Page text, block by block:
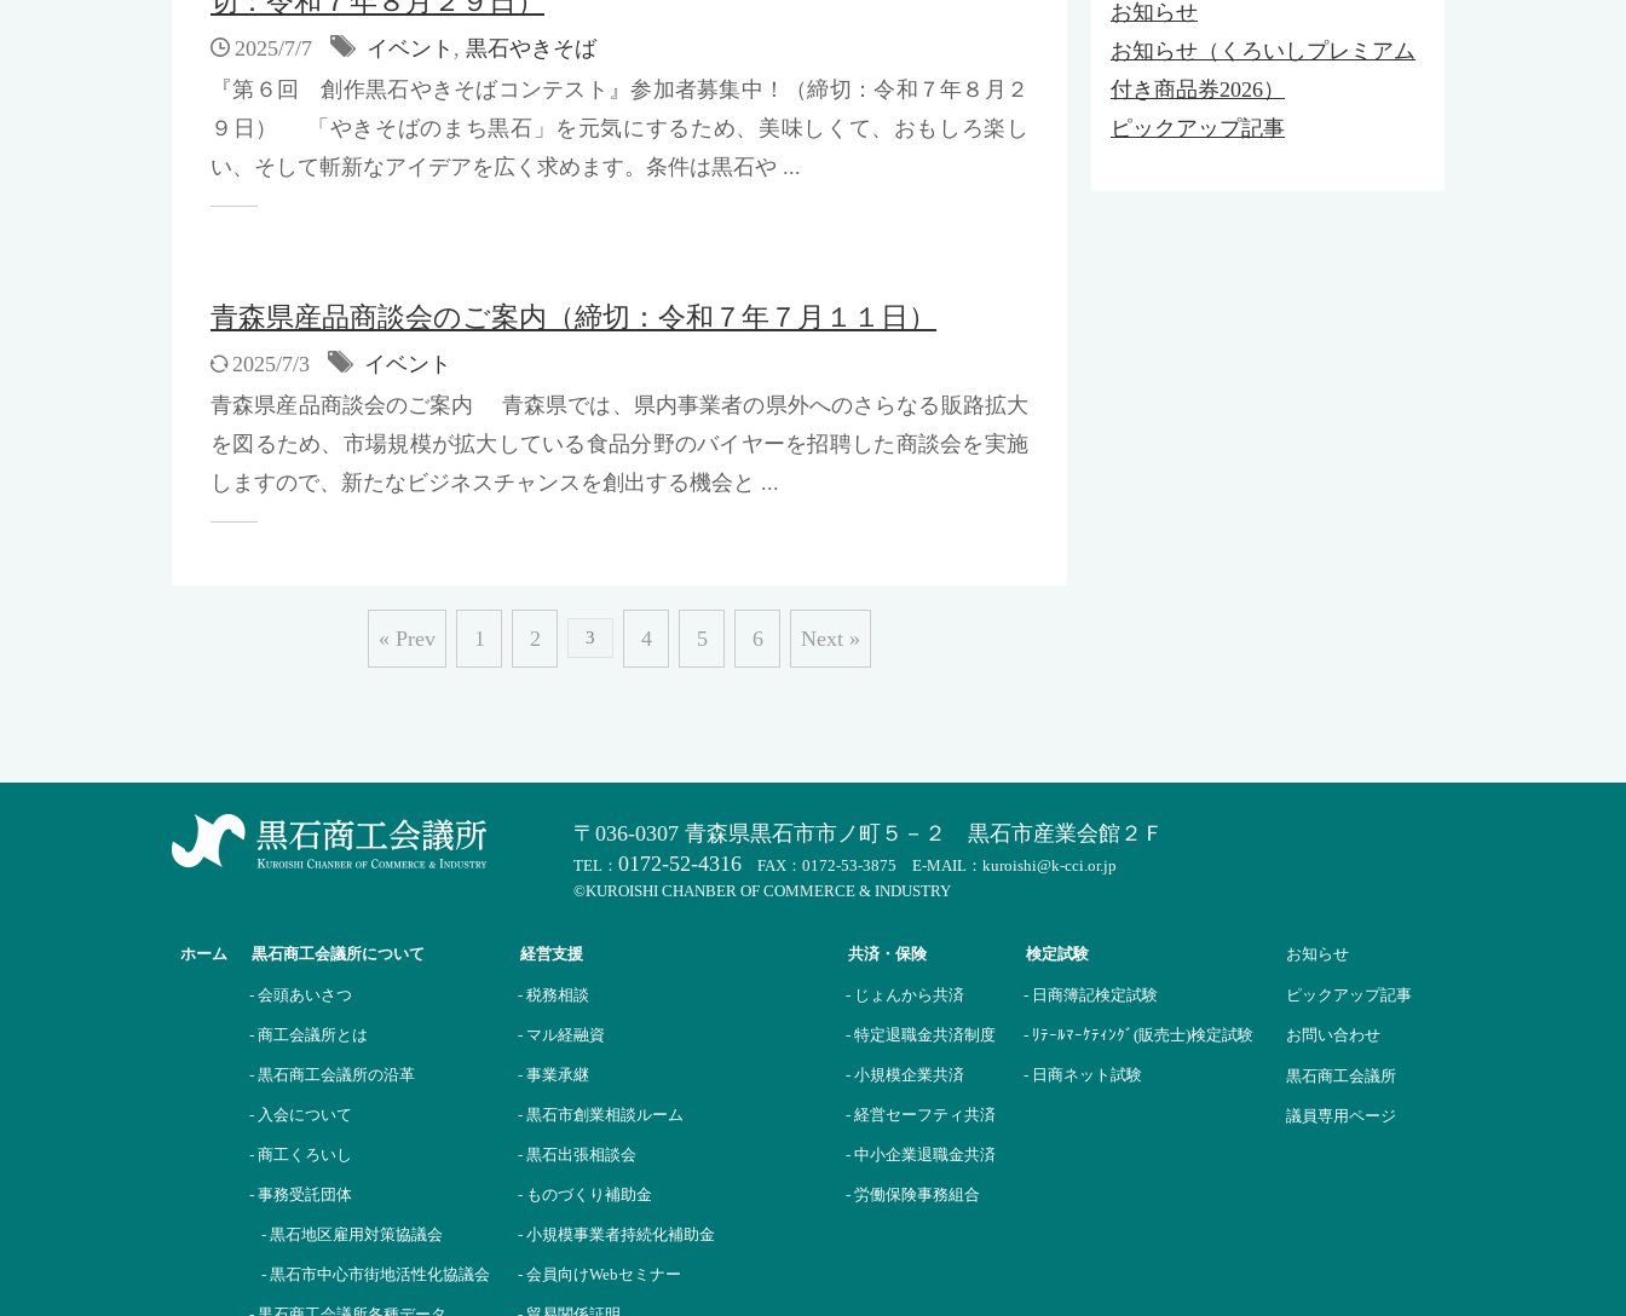
2025/7/7 イベント , 黒石やきそば
『第６回 創作黒石やきそばコンテスト』参加者募集中！（締切：令和７年８月２
９日） 「やきそばのまち黒石」を元気にするため、美味しくて、おもしろ楽し
い、そして斬新なアイデアを広く求めます。条件は黒石や ...
青森県産品商談会のご案内（締切：令和７年７月１１日）
2025/7/3
イベント
青森県産品商談会のご案内 青森県では、県内事業者の県外へのさらなる販路拡大
を図るため、市場規模が拡大している食品分野のバイヤーを招聘した商談会を実施
しますので、新たなビジネスチャンスを創出する機会と ...
« Prev 1 2 3 4 5 6 Next »
お知らせ
お知らせ（くろいしプレミアム
付き商品券2026）
ピックアップ記事
〒036-0307 青森県黒石市市ノ町５－２ 黒石市産業会館２Ｆ
TEL： 0172-52-4316 FAX：0172-53-3875 E-MAIL：kuroishi@k-cci.or.jp
©KUROISHI CHANBER OF COMMERCE & INDUSTRY
ホーム 黒石商工会議所について
- 会頭あいさつ
- 商工会議所とは
- 黒石商工会議所の沿革
- 入会について
- 商工くろいし
- 事務受託団体
- 黒石地区雇用対策協議会
- 黒石市中心市街地活性化協議会
経営支援
- 税務相談
- マル経融資
- 事業承継
- 黒石市創業相談ルーム
- 黒石出張相談会
- ものづくり補助金
- 小規模事業者持続化補助金
- 会員向けWebセミナー
共済・保険
- じょんから共済
- 特定退職金共済制度
- 小規模企業共済
- 経営セーフティ共済
- 中小企業退職金共済
- 労働保険事務組合
検定試験
- 日商簿記検定試験
- ﾘﾃｰﾙﾏｰｹﾃｨﾝｸﾞ(販売士)検定試験
- 日商ネット試験
お知らせ
ピックアップ記事
お問い合わせ
黒石商工会議所
議員専用ページ